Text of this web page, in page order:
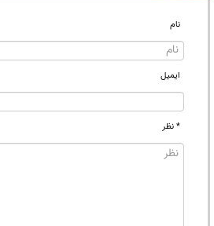
نام
ایمیل
* نظر